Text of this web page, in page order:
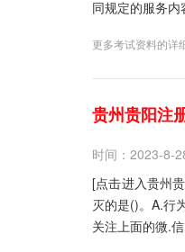
同规定的服务
更多考试资料的详
贵州贵阳注
时间：2023-8-
[点击进入贵州
灭的是()。A.行
关注上面的微.